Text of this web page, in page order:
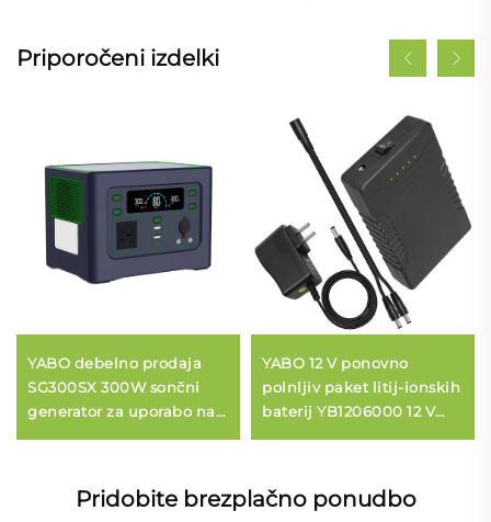
Priporočeni izdelki
YABO debelno prodaja
SG300SX 300W sončni
generator za uporabo na
prostem, kampiranje,
napajanje z baterijo
YABO 12 V ponovno
polnljiv paket litij-ionskih
baterij YB1206000 12 V
6000 mAh prenosni Li-ion
črpalko, CCTV kamero
Pridobite brezplačno ponudbo